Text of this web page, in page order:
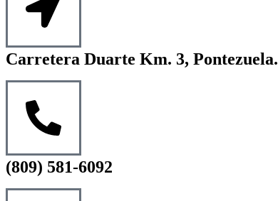
Carretera Duarte Km. 3, Pontezuela.
(809) 581-6092